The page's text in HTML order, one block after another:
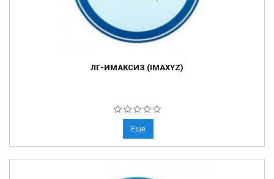
ЛГ-ИМАКСИЗ (IMAXYZ)
Еще